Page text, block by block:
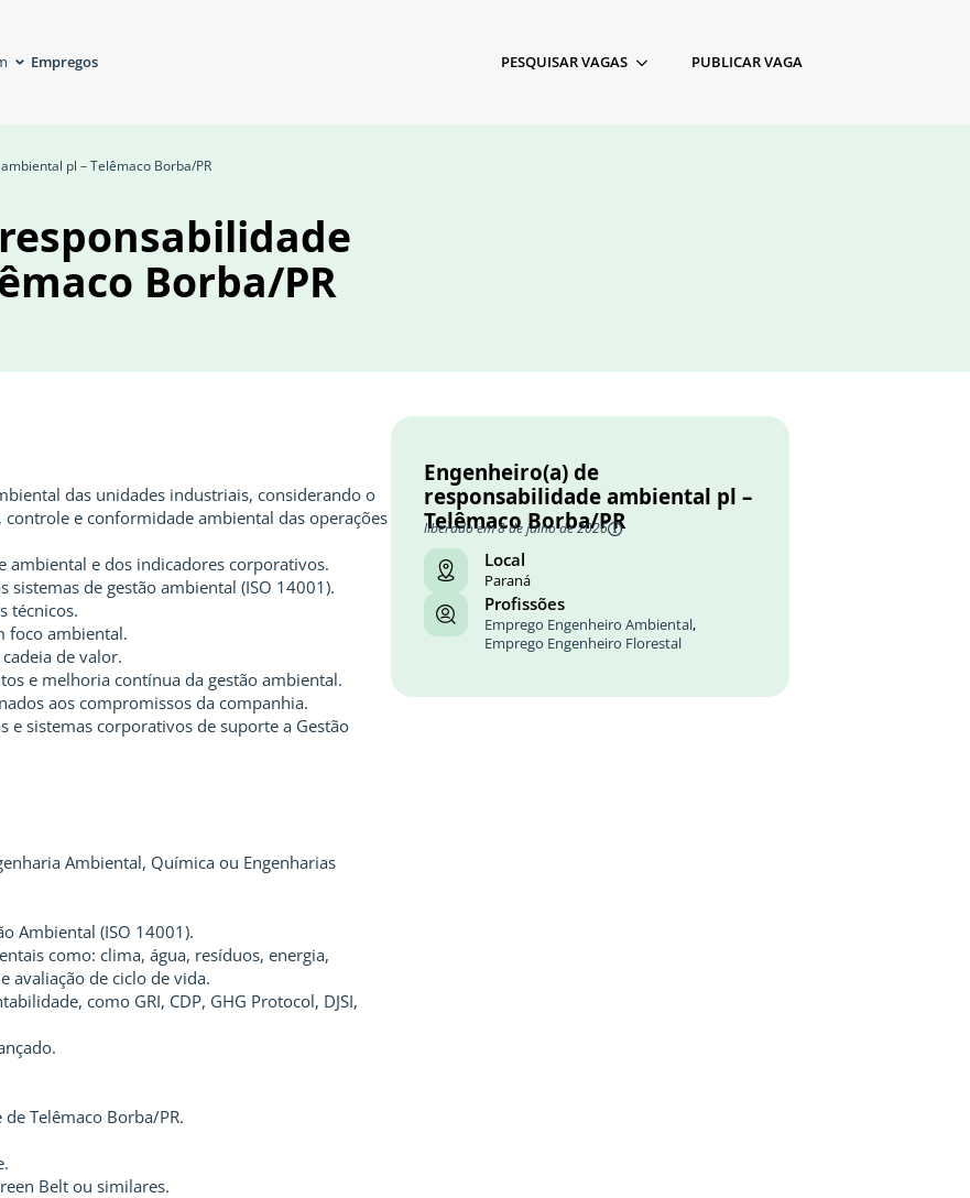
Empregos PESQUISAR VAGAS PUBLICAR VAGA
pl – Telêmaco Borba/PR
Borba/PR
das unidades industriais, considerando o
e conformidade ambiental das operações
e dos indicadores corporativos.
de gestão ambiental (ISO 14001).
técnicos.
foco ambiental.
de valor.
e melhoria contínua da gestão ambiental.
aos compromissos da companhia.
sistemas corporativos de suporte a Gestão
Ambiental, Química ou Engenharias
Ambiental (ISO 14001).
como: clima, água, resíduos, energia,
avaliação de ciclo de vida.
como GRI, CDP, GHG Protocol, DJSI,
Telêmaco Borba/PR.
Belt ou similares.
Engenheiro(a) de
responsabilidade ambiental pl –
Telêmaco Borba/PR
liberado em 8 de julho de 2026
Local
Paraná
Profissões
Emprego Engenheiro Ambiental,
Emprego Engenheiro Florestal